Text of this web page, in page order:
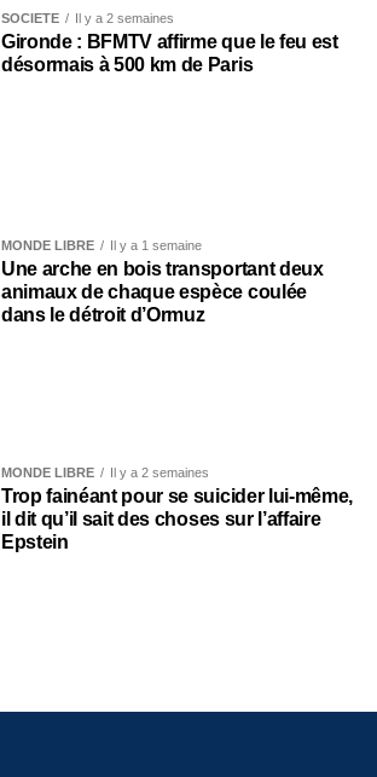
SOCIÉTÉ Il y a 2 semaines
Gironde : BFMTV affirme que le feu est
désormais à 500 km de Paris
MONDE LIBRE Il y a 1 semaine
Une arche en bois transportant deux
animaux de chaque espèce coulée
dans le détroit d’Ormuz
MONDE LIBRE Il y a 2 semaines
Trop fainéant pour se suicider lui-même,
il dit qu’il sait des choses sur l’affaire
Epstein